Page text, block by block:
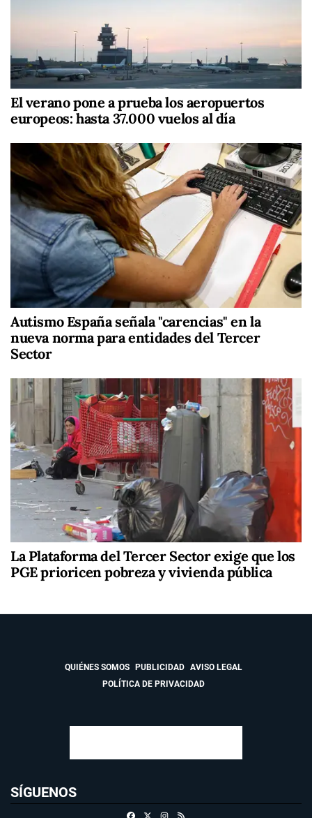
El verano pone a prueba los aeropuertos
europeos: hasta 37.000 vuelos al día
Autismo España señala "carencias" en la
nueva norma para entidades del Tercer
Sector
La Plataforma del Tercer Sector exige que los
PGE prioricen pobreza y vivienda pública
QUIÉNES SOMOS PUBLICIDAD
AVISO LEGAL
POLÍTICA DE PRIVACIDAD
SÍGUENOS
FacebookInstagram